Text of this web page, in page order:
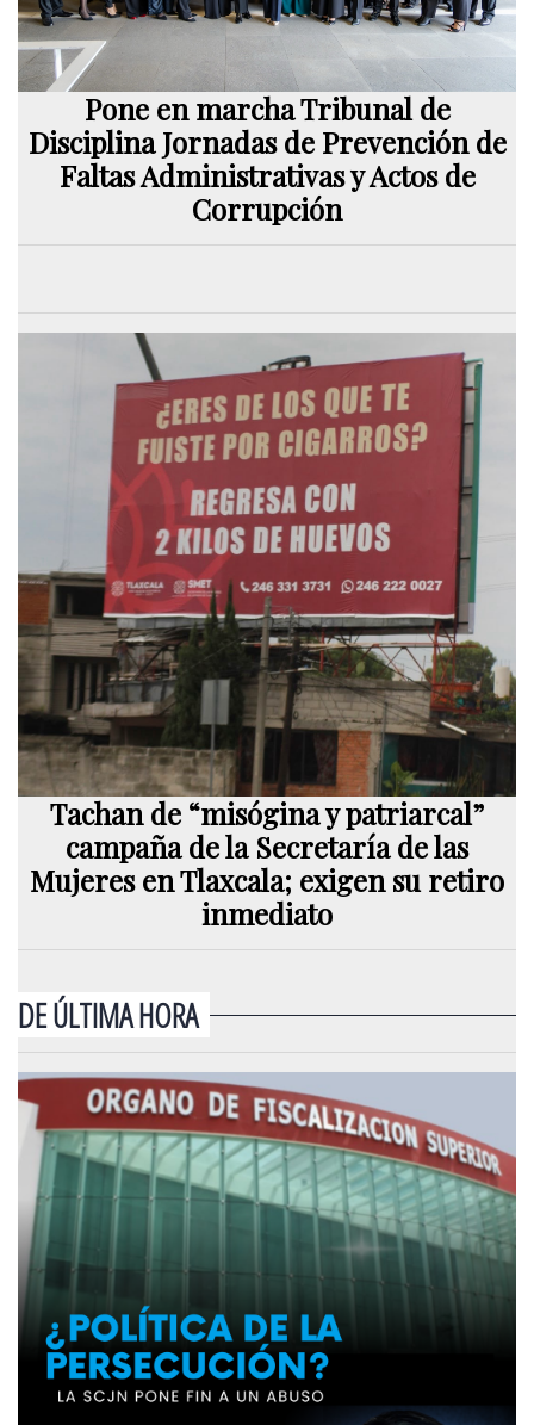
Pone en marcha Tribunal de
Disciplina Jornadas de Prevención de
Faltas Administrativas y Actos de
Corrupción
Tachan de “misógina y patriarcal”
campaña de la Secretaría de las
Mujeres en Tlaxcala; exigen su retiro
inmediato
DE ÚLTIMA HORA